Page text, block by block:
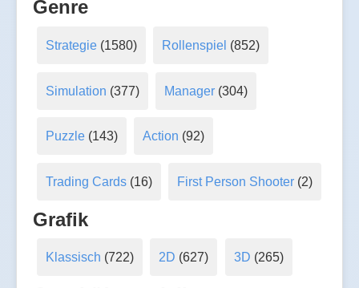
Genre
Strategie(1580) Rollenspiel (852)
Simulation (377) Manager (304)
Puzzle(143) Action (92)
Trading Cards(16) First Person Shooter (2)
Grafik
Klassisch (722) 2D (627) 3D (265)